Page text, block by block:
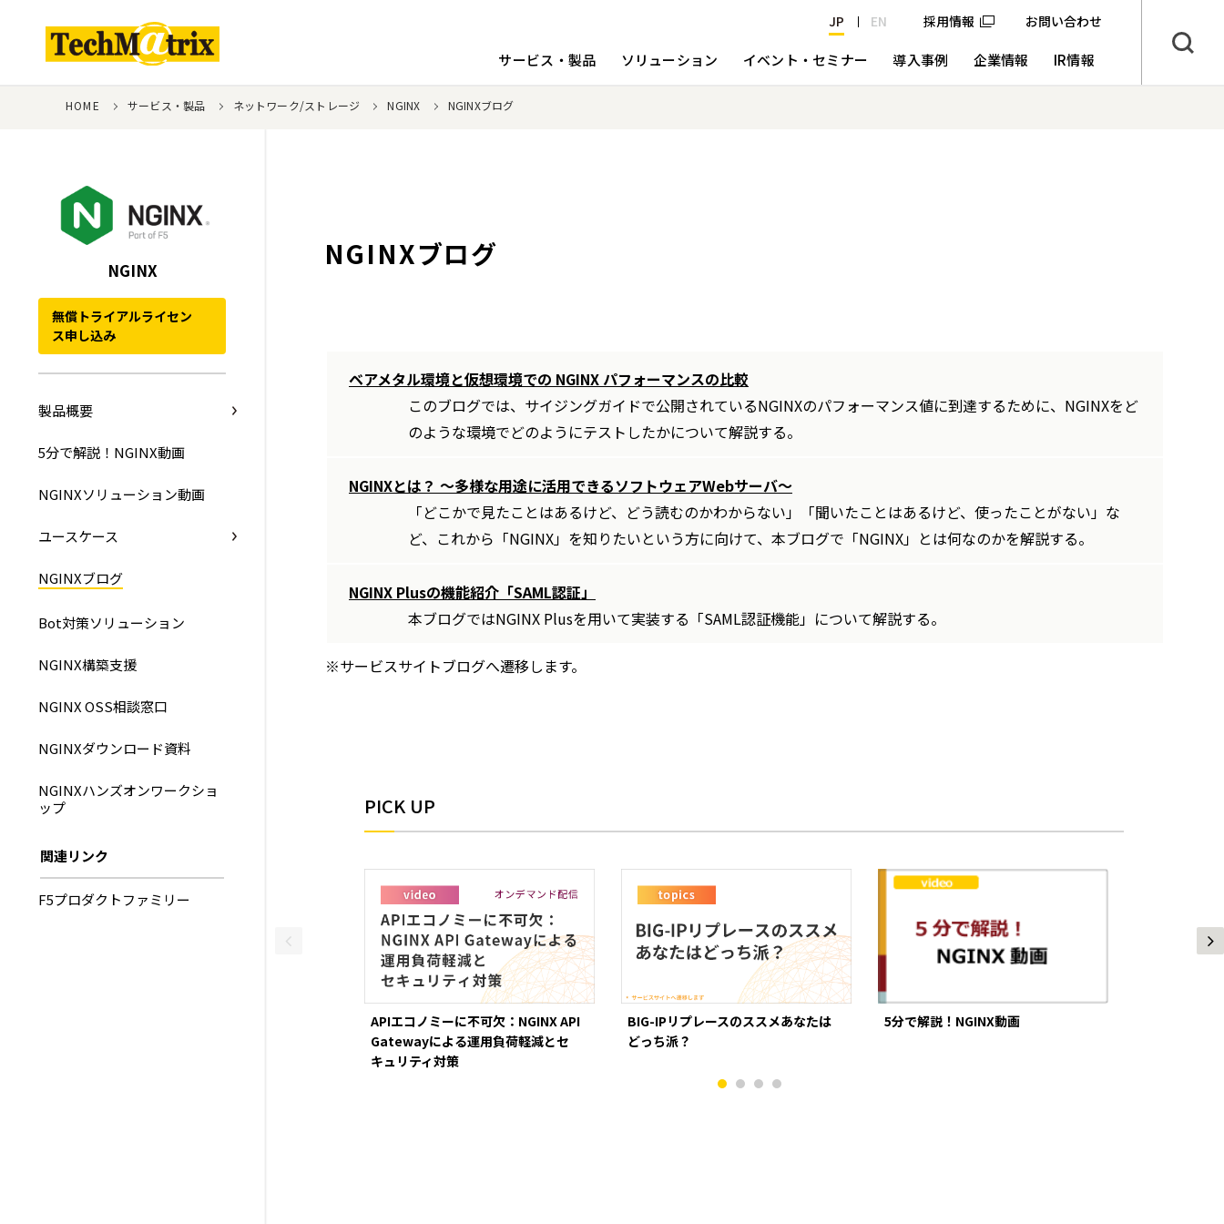
お問い合わせ
JP EN 採用情報
サービス・製品 ソリューション イベント・セミナー 導入事例 企業情報 IR情報
HOME サービス・製品 ネットワーク/ストレージ NGINX NGINXブログ
NGINX
無償トライアルライセン
ス申し込み
製品概要
5分で解説！NGINX動画
NGINXソリューション動画
ユースケース
NGINXブログ
Bot対策ソリューション
NGINX構築支援
NGINX OSS相談窓口
NGINXダウンロード資料
NGINXハンズオンワークショ
ップ
関連リンク
F5プロダクトファミリー
NGINXブログ
ベアメタル環境と仮想環境での NGINX パフォーマンスの比較
このブログでは、サイジングガイドで公開されているNGINXのパフォーマンス値に到達するために、NGINXをど
のような環境でどのようにテストしたかについて解説する。
NGINXとは？ ～多様な用途に活用できるソフトウェアWebサーバ～
「どこかで見たことはあるけど、どう読むのかわからない」「聞いたことはあるけど、使ったことがない」な
ど、これから「NGINX」を知りたいという方に向けて、本ブログで「NGINX」とは何なのかを解説する。
NGINX Plusの機能紹介「SAML認証」
本ブログではNGINX Plusを用いて実装する「SAML認証機能」について解説する。
※サービスサイトブログへ遷移します。
PICK UP
APIエコノミーに不可欠：NGINX API
Gatewayによる運用負荷軽減とセ
キュリティ対策
BIG-IPリプレースのススメあなたは
どっち派？
5分で解説！NGINX動画